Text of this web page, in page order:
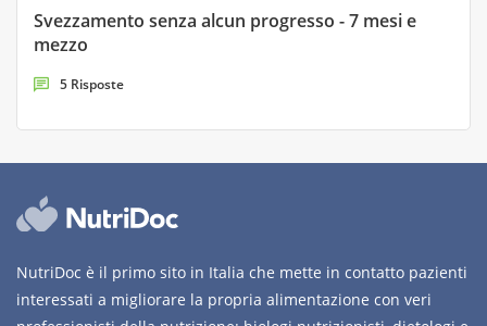
Svezzamento senza alcun progresso - 7 mesi e
mezzo
5 Risposte
NutriDoc è il primo sito in Italia che mette in contatto pazienti
interessati a migliorare la propria alimentazione con veri